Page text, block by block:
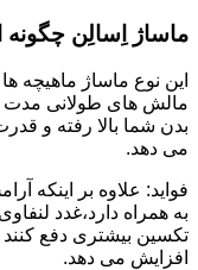
ماساژ اِسالِن
این نوع ماساژ ماهیچه
مالش های طولانی مدت و
بدن شما بالا رفته و
می دهد.
فواید: علاوه بر
به همراه دارد،غدد
تکسین بیشتری دفع کنند
افزایش می دهد.